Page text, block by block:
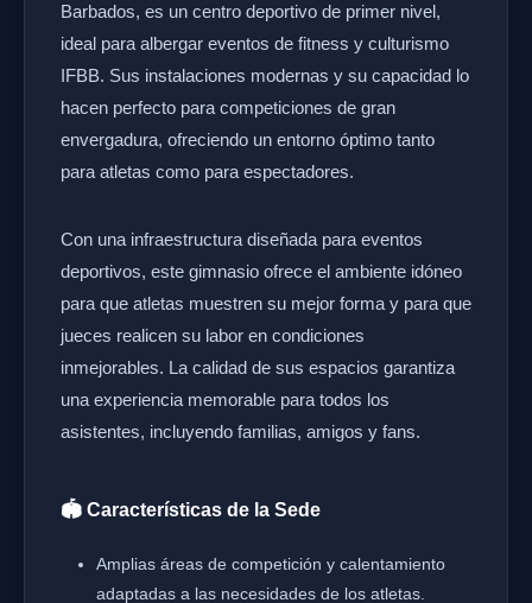
Barbados, es un centro deportivo de primer nivel,
ideal para albergar eventos de fitness y culturismo
IFBB. Sus instalaciones modernas y su capacidad lo
hacen perfecto para competiciones de gran
envergadura, ofreciendo un entorno óptimo tanto
para atletas como para espectadores.
Con una infraestructura diseñada para eventos
deportivos, este gimnasio ofrece el ambiente idóneo
para que atletas muestren su mejor forma y para que
jueces realicen su labor en condiciones
inmejorables. La calidad de sus espacios garantiza
una experiencia memorable para todos los
asistentes, incluyendo familias, amigos y fans.
🏟️ Características de la Sede
Amplias áreas de competición y calentamiento
adaptadas a las necesidades de los atletas.